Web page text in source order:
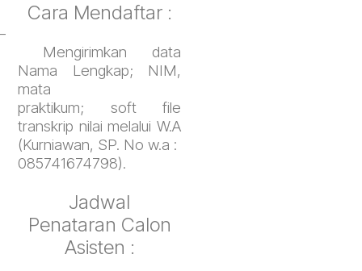
Cara Mendaftar :
Mengirimkan data
Nama Lengkap; NIM,
mata
praktikum; soft file
transkrip nilai melalui W.A
(Kurniawan, SP. No w.a :
085741674798).
Jadwal
Penataran Calon
Asisten :